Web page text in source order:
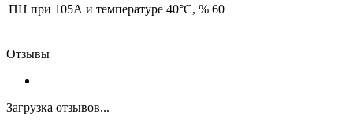
ПН при 105А и температуре 40°С, % 60
Отзывы
Загрузка отзывов...